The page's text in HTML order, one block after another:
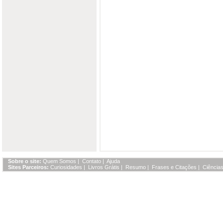
Sobre o site: Quem Somos | Contato | Ajuda
Sites Parceiros: Curiosidades | Livros Grátis | Resumo | Frases e Citações |